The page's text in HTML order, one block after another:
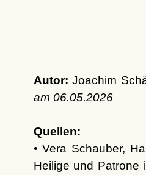
Autor: Joachim
am 06.05.2026
Quellen:
• Vera Schauber,
Heilige und Patrone